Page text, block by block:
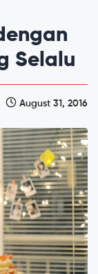
Selalu
August 31, 2016